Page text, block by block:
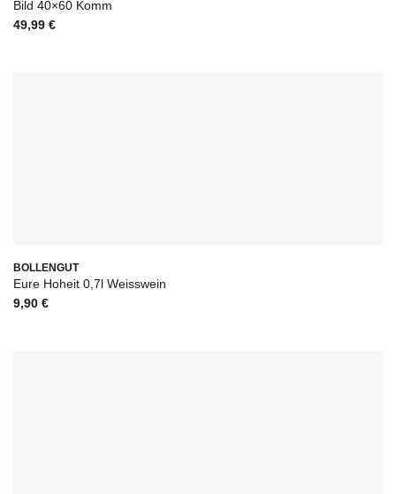
Bild 40×60 Komm
49,99 €
BOLLENGUT
Eure Hoheit 0,7l Weisswein
9,90 €